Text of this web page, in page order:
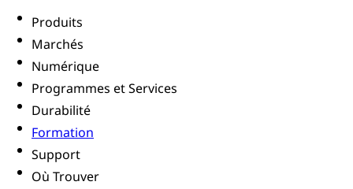
Produits
Marchés
Numérique
Programmes et Services
Durabilité
Formation
Support
Où Trouver